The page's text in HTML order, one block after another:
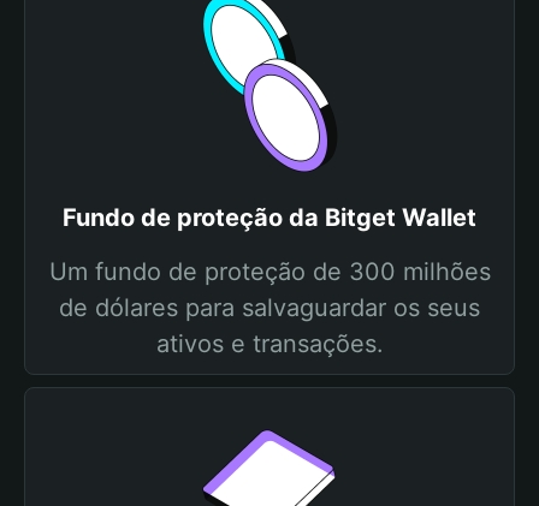
Fundo de proteção da Bitget Wallet
Um fundo de proteção de 300 milhões
de dólares para salvaguardar os seus
ativos e transações.